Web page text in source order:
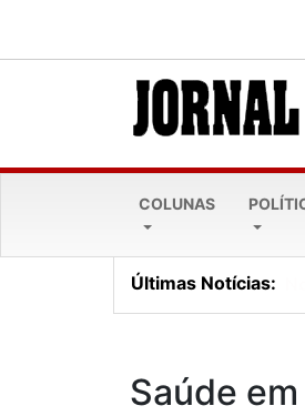
COLUNAS
Últimas Notícias:
Saúde